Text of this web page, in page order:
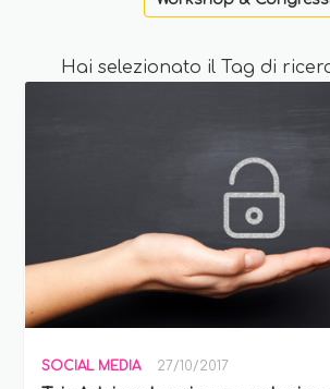
Hai selezionato il Tag di
SOCIAL MEDIA 27/10/2017